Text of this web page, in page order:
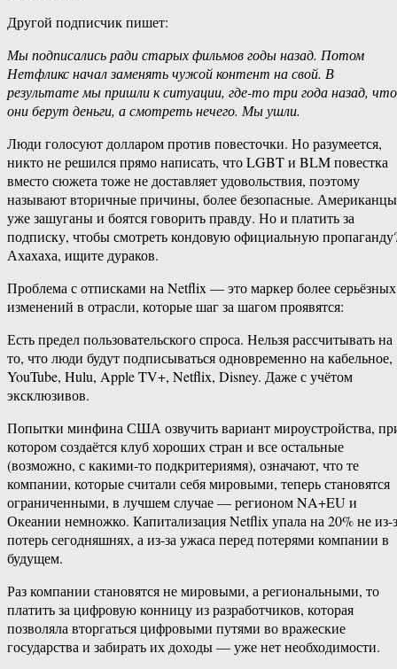
Другой подписчик пишет:
Мы подписались ради старых фильмов годы назад. Потом
Нетфликс начал заменять чужой контент на свой. В
результате мы пришли к ситуации, где-то три года назад, что
они берут деньги, а смотреть нечего. Мы ушли.
Люди голосуют долларом против повесточки. Но разумеется,
никто не решился прямо написать, что LGBT и BLM повестка
вместо сюжета тоже не доставляет удовольствия, поэтому
называют вторичные причины, более безопасные. Американцы
уже зашуганы и боятся говорить правду. Но и платить за
подписку, чтобы смотреть кондовую официальную
Ахахаха, ищите дураков.
Проблема с отписками на Netflix — это маркер более серьёзных
изменений в отрасли, которые шаг за шагом проявятся:
Есть предел пользовательского спроса. Нельзя рассчитывать на
то, что люди будут подписываться одновременно на кабельное,
YouTube, Hulu, Apple TV+, Netflix, Disney. Даже с учётом
эксклюзивов.
Попытки минфина США озвучить вариант мироустройства,
котором создаётся клуб хороших стран и все остальные
(возможно, с какими-то подкритериямя), означают, что те
компании, которые считали себя мировыми, теперь становятся
ограниченными, в лучшем случае — регионом NA+EU и
Океании немножко. Капитализация Netflix упала на 20% не из-
потерь сегодняшнях, а из-за ужаса перед потерями компании в
будущем.
Раз компании становятся не мировыми, а региональными, то
платить за цифровую конницу из разработчиков, которая
позволяла вторгаться цифровыми путями во вражеские
государства и забирать их доходы — уже нет необходимости.